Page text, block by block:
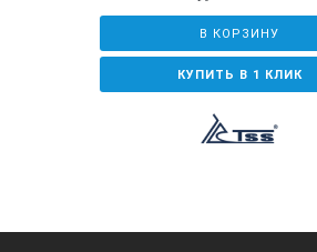
Масса, кг
В КОРЗИНУ
КУПИТЬ В 1 КЛИК